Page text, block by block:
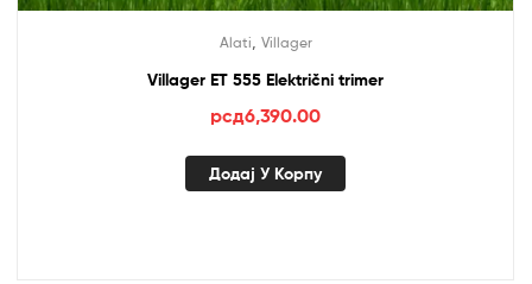
Alati Villager
Villager ET 555 Električni trimer
рсд6,390.00
Додај У Корпу